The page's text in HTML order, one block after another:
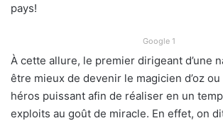
pays!
Google 1
À cette allure, le premier dirigeant d’une
être mieux de devenir le magicien d’oz
héros puissant afin de réaliser en un
exploits au goût de miracle. En effet, on